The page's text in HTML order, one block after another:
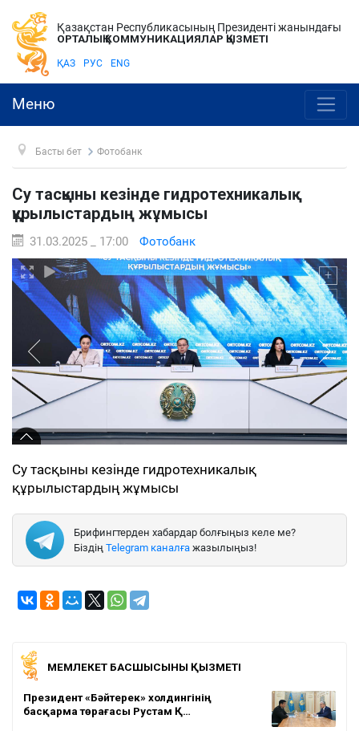
Қазақстан Республикасының Президенті жанындағы
ОРТАЛЫҚ КОММУНИКАЦИЯЛАР ҚЫЗМЕТІ
ҚАЗ РУС ENG
Меню
Басты бет Фотобанк
Су тасқыны кезінде гидротехникалық
құрылыстардың жұмысы
31.03.2025 _ 17:00 Фотобанк
Су тасқыны кезінде гидротехникалық
құрылыстардың жұмысы
Брифингтерден хабардар болғыңыз келе ме?
Біздің Telegram каналға жазылыңыз!
МЕМЛЕКЕТ БАСШЫСЫНЫҢ ҚЫЗМЕТІ
Президент «Бәйтерек» холдингінің
басқарма төрағасы Рустам Қ…